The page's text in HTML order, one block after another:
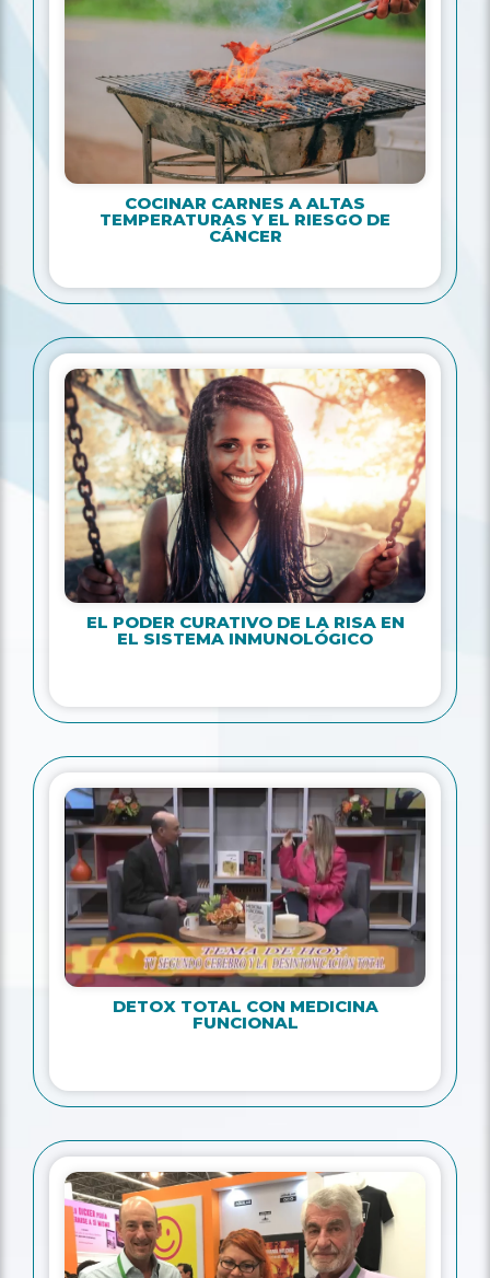
COCINAR CARNES A ALTAS
TEMPERATURAS Y EL RIESGO DE
CÁNCER
EL PODER CURATIVO DE LA RISA EN
EL SISTEMA INMUNOLÓGICO
DETOX TOTAL CON MEDICINA
FUNCIONAL